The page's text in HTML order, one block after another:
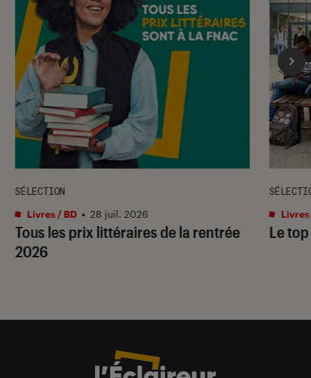
Tous les prix littéraires de la rentrée
2026
SÉLECTION
Livres / BD • 28 juil. 2026
Le
Livres